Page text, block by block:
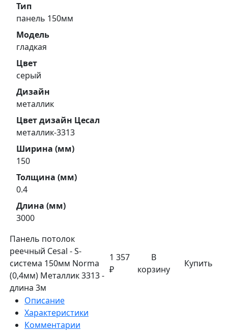
Тип
панель 150мм
Модель
гладкая
Цвет
серый
Дизайн
металлик
Цвет дизайн Цесал
металлик-3313
Ширина (мм)
150
Толщина (мм)
0.4
Длина (мм)
3000
Панель потолок
реечный Cesal - S-
система 150мм Norma
(0,4мм) Металлик 3313 -
длина 3м
1 357
₽
В
корзину
Купить
Описание
Характеристики
Комментарии